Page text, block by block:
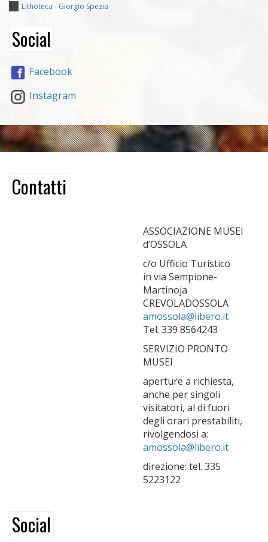
Lithoteca - Giorgio Spezia
Social
Facebook
Instagram
Contatti
ASSOCIAZIONE MUSEI
d’OSSOLA
c/o Ufficio Turistico
in via Sempione-
Martinoja
CREVOLADOSSOLA
amossola@libero.it
Tel. 339 8564243
SERVIZIO PRONTO
MUSEI
aperture a richiesta,
anche per singoli
visitatori, al di fuori
degli orari prestabiliti,
rivolgendosi a:
amossola@libero.it
direzione: tel. 335
5223122
Social